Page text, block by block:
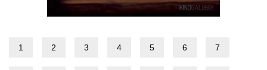
1 2 3 4 5 6 7